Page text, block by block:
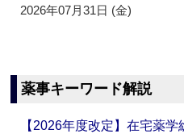
2026年07月31日 (金)
薬事キーワード解説
【2026年度改定】在宅薬